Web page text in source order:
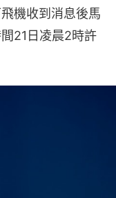
機收到消息後馬
21日凌晨2時許